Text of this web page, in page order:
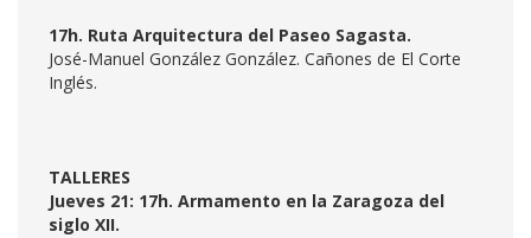
17h. Ruta Arquitectura del Paseo Sagasta.
José-Manuel González González. Cañones de El Corte
Inglés.
TALLERES
Jueves 21: 17h. Armamento en la Zaragoza del
siglo XII.